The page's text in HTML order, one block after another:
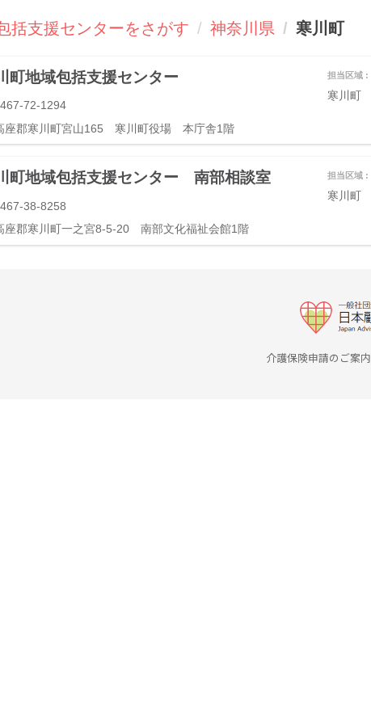
括支援センターをさがす 神奈川県 寒川町
町地域包括支援センター
72-1294
座郡寒川町宮山165 寒川町役場 本庁舎1階
担当区域 :
寒川町
町地域包括支援センター 南部相談室
38-8258
座郡寒川町一之宮8-5-20 南部文化福祉会館1階
担当区域 :
寒川町
介護保険申請のご案内